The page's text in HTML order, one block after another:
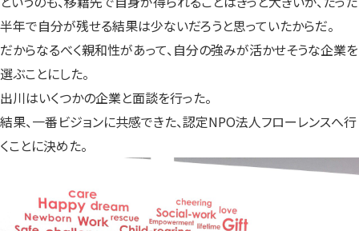
半年で自分が残せる結果は少ないだろうと思っていたからだ。
だからなるべく親和性があって、自分の強みが活かせそうな企業を
選ぶことにした。
出川はいくつかの企業と面談を行った。
結果、一番ビジョンに共感できた、認定NPO法人フローレンスへ行
くことに決めた。